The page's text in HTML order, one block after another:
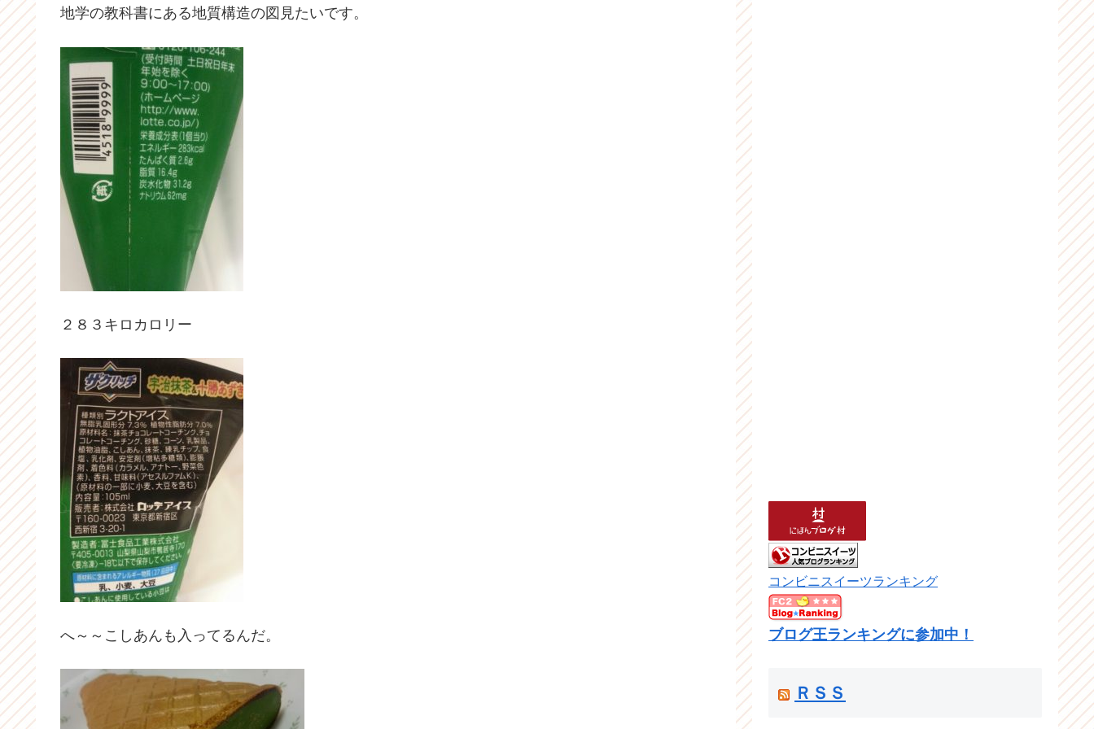
地学の教科書にある地質構造の図見たいです。
２８３キロカロリー
へ～～こしあんも入ってるんだ。
コンビニスイーツランキング
ブログ王ランキングに参加中！
ＲＳＳ